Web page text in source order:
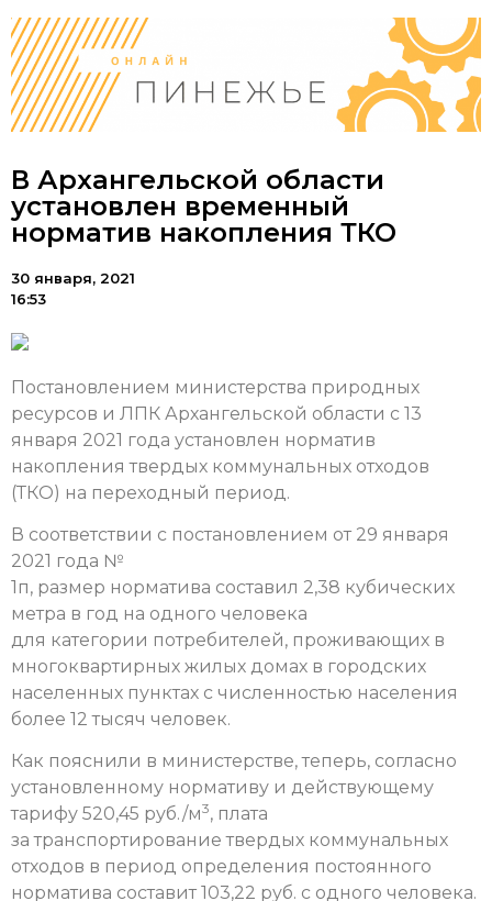
В Архангельской области
установлен временный
норматив накопления ТКО
30 января, 2021
16:53
Постановлением министерства природных
ресурсов и ЛПК Архангельской области с 13
января 2021 года установлен норматив
накопления твердых коммунальных отходов
(ТКО) на переходный период.
В соответствии с постановлением от 29 января
2021 года №
1п, размер норматива составил 2,38 кубических
метра в год на одного человека
для категории потребителей, проживающих в
многоквартирных жилых домах в городских
населенных пунктах с численностью населения
более 12 тысяч человек.
Как пояснили в министерстве, теперь, согласно
установленному нормативу и действующему
тарифу 520,45 руб./м3, плата
за транспортирование твердых коммунальных
отходов в период определения постоянного
норматива составит 103,22 руб. с одного человека.